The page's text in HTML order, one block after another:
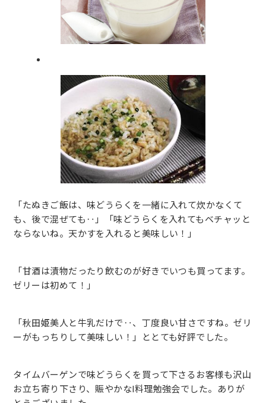
「たぬきご飯は、味どうらくを一緒に入れて炊かなくて
も、後で混ぜても‥」「味どうらくを入れてもベチャッと
ならないね。天かすを入れると美味しい！」
「甘酒は漬物だったり飲むのが好きでいつも買ってます。
ゼリーは初めて！」
「秋田姫美人と牛乳だけで‥、丁度良い甘さですね。ゼリ
ーがもっちりして美味しい！」ととても好評でした。
タイムバーゲンで味どうらくを買って下さるお客様も沢山
お立ち寄り下さり、賑やかなl料理勉強会でした。ありが